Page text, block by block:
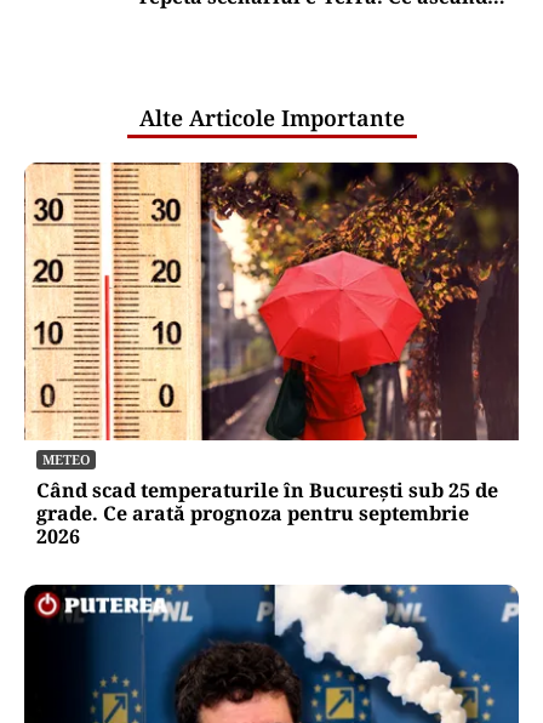
Alte Articole Importante
METEO
Când scad temperaturile în București sub 25 de
grade. Ce arată prognoza pentru septembrie
2026